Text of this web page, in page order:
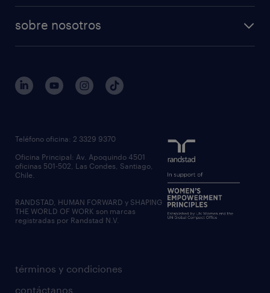
tiempo completo
professional
servicios transitorios
executive search
inclusión laboral
sobre nosotros
gobierno corporativo
contáctanos
regístrate candidato
términos y condiciones
contáctanos
Teléfono oficina: 2 3329 9370
Oficina Principal: Av. Apoquindo 4501
oficinas 501-502, Las Condes, Santiago,
Chile.
RANDSTAD, HUMAN FORWARD y SHAPING
THE WORLD OF WORK son marcas
registradas por Randstad N.V.